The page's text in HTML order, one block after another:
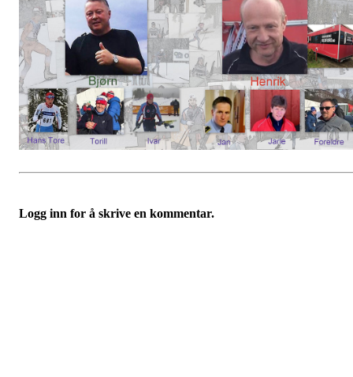
Logg inn for å skrive en kommentar.